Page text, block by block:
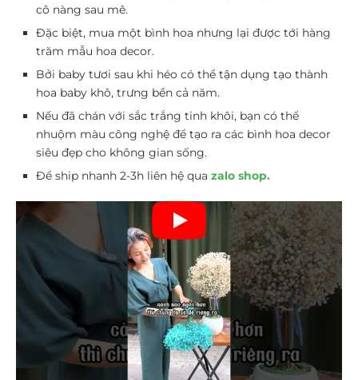
cô nàng sau mê.
Đặc biệt, mua một bình hoa nhưng lại được tới hàng
trăm mẫu hoa decor.
Bởi baby tươi sau khi héo có thể tận dụng tạo thành
hoa baby khô, trưng bền cả năm.
Nếu đã chán với sắc trắng tinh khôi, bạn có thể
nhuộm màu công nghệ để tạo ra các bình hoa decor
siêu đẹp cho không gian sống.
Để ship nhanh 2-3h liên hệ qua zalo shop.